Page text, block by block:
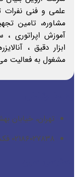
علمی و فنی نفرات
مشاوره، تامین
آموزش اپراتوری ،
ابزار دقیق ،
مشغول به فعالیت
تهران، خیابان
۰۲۱۸۶۰۲۷۸۳۸ فکس